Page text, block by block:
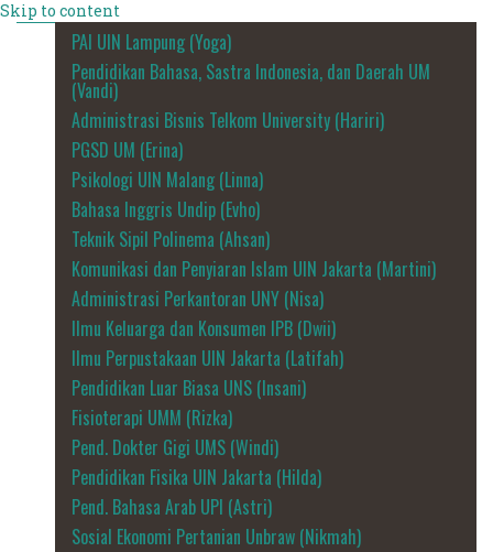
Skip to content
PAI UIN Lampung (Yoga)
Pendidikan Bahasa, Sastra Indonesia, dan Daerah UM
(Vandi)
Administrasi Bisnis Telkom University (Hariri)
PGSD UM (Erina)
Psikologi UIN Malang (Linna)
Bahasa Inggris Undip (Evho)
Teknik Sipil Polinema (Ahsan)
Komunikasi dan Penyiaran Islam UIN Jakarta (Martini)
Administrasi Perkantoran UNY (Nisa)
Ilmu Keluarga dan Konsumen IPB (Dwii)
Ilmu Perpustakaan UIN Jakarta (Latifah)
Pendidikan Luar Biasa UNS (Insani)
Fisioterapi UMM (Rizka)
Pend. Dokter Gigi UMS (Windi)
Pendidikan Fisika UIN Jakarta (Hilda)
Pend. Bahasa Arab UPI (Astri)
Sosial Ekonomi Pertanian Unbraw (Nikmah)